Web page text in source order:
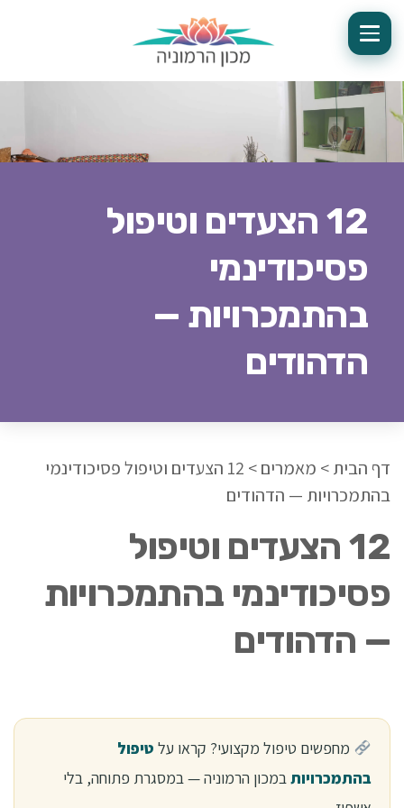
12 הצעדים וטיפול
פסיכודינמי
בהתמכרויות —
הדהודים
דף הבית> מאמרים>
12 הצעדים וטיפול פסיכודינמי
בהתמכרויות — הדהודים
12 הצעדים וטיפול
פסיכודינמי בהתמכרויות
— הדהודים
מחפשים טיפול מקצועי? קראו על טיפול
בהתמכרויותבמכון הרמוניה — במסגרת פתוחה, בלי